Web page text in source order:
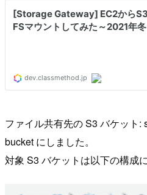
ファイル共有先の S3 バケット:
bucket にしました。
対象 S3 バケットは以下の構成